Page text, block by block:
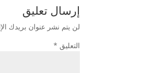
إرسال تعليق
لن يتم نشر عنوان بريدك
التعليق *